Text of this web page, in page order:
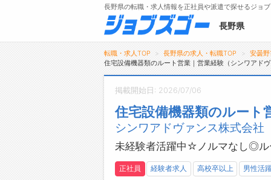
トップ
詳細情報で求人を探す
【初めての方へ】
長野県の転職・求人情報を正社員や派遣で探せるジョ
長野県
転職・求人TOP 長野県の求人・転職TOP
安曇
住宅設備機器類のルート営業｜営業経験（シンワアド
掲載開始日: 2026/07/06
住宅設備機器類のルート
シンワアドヴァンス株式会
未経験者活躍中☆ノルマなし◎
正社員 経験者求人 高校卒以上 男性活